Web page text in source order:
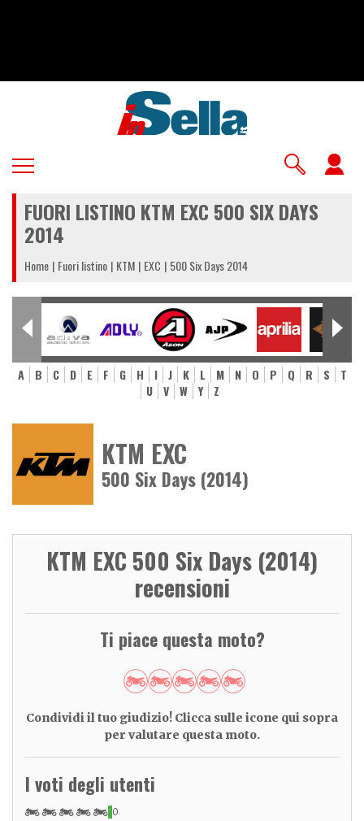
FUORI LISTINO KTM EXC 500 SIX DAYS
2014
Home Fuori listino KTM EXC 500 Six Days 2014
A B C D E F G H I J K L M N O P Q R S
T
U
V W Y Z
KTM EXC
500 Six Days (2014)
KTM EXC 500 Six Days (2014)
recensioni
Ti piace questa moto?
Condividi il tuo giudizio! Clicca sulle icone qui sopra
per valutare questa moto.
I voti degli utenti
0